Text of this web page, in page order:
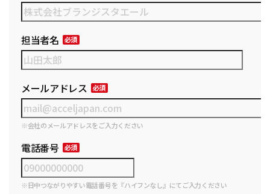
担当者名
メールアドレス
※会社のメールアドレスをご入力ください
電話番号
※日中つながりやすい電話番号を『ハイフンなし』にてご入力ください